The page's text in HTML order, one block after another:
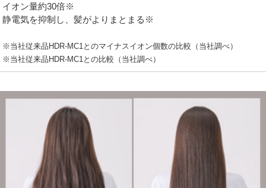
イオン量約30倍※
静電気を抑制し、髪がよりまとまる※
※当社従来品HDR-MC1とのマイナスイオン個数の比較（当社調べ）
※当社従来品HDR-MC1との比較（当社調べ）